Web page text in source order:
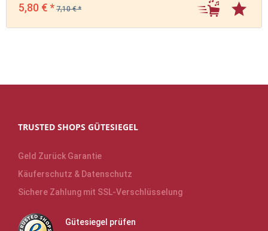
5,80 € * 7,10 € *
TRUSTED SHOPS GÜTESIEGEL
Geld Zurück Garantie
Käuferschutz & Datenschutz
Sichere Zahlung mit SSL-Verschlüsselung
Gütesiegel prüfen